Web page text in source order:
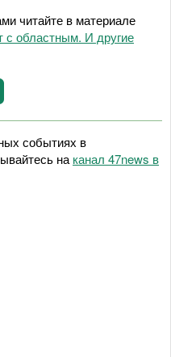
читайте в материале
с областным. И другие
событиях в
на канал 47news в